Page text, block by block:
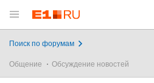
Поиск по форумам
Общение Обсуждение новостей